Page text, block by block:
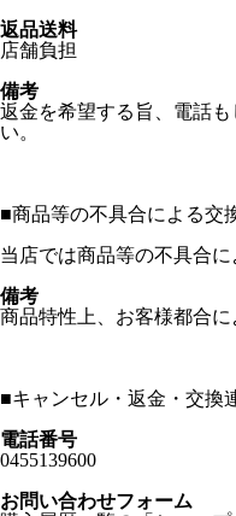
返品送料
店舗負担
備考
返金を希望する旨、電話
い。
■商品等の不具合による交
当店では商品等の不具合
備考
商品特性上、お客様都合に
■キャンセル・返金・交換
電話番号
0455139600
お問い合わせフォーム